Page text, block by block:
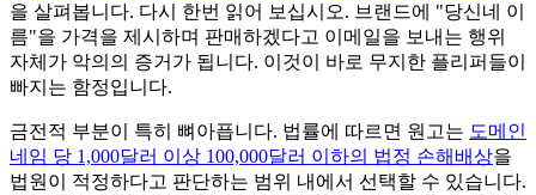
을 살펴봅니다. 다시 한번 읽어 보십시오. 브랜드에 "당신네 이
름"을 가격을 제시하며 판매하겠다고 이메일을 보내는 행위
자체가 악의의 증거가 됩니다. 이것이 바로 무지한 플리퍼들이
빠지는 함정입니다.
금전적 부분이 특히 뼈아픕니다. 법률에 따르면 원고는 도메인
네임 당 1,000달러 이상 100,000달러 이하의 법정 손해배상을
법원이 적정하다고 판단하는 범위 내에서 선택할 수 있습니다.